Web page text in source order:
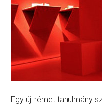
Egy új német tanulmány